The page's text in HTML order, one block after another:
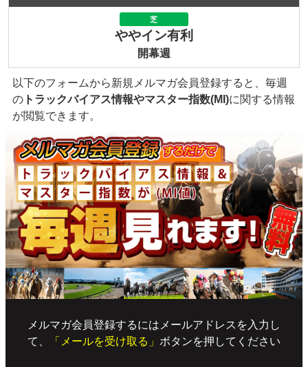
芝
ややイン有利
開幕週
以下のフォームから新規メルマガ会員登録すると、毎週
の トラックバイアス情報やマスター指数(MI)に関する情報
が閲覧できます。
メルマガ会員登録するにはメールアドレスを入力し
て、
「メールを受け取る」 ボタンを押してください